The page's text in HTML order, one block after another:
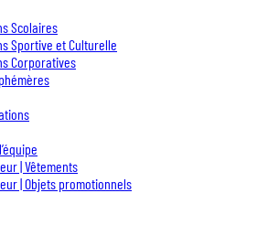
Scolaires
Sportive et Culturelle
Corporatives
| Vêtements
| Objets promotionnels